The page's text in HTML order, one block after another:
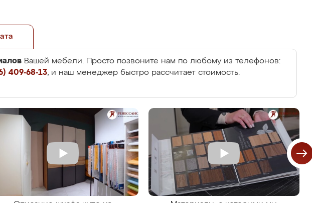
Вашей мебели. Просто позвоните нам по любому из телефонов:
409-68-13, и наш менеджер быстро рассчитает стоимость.